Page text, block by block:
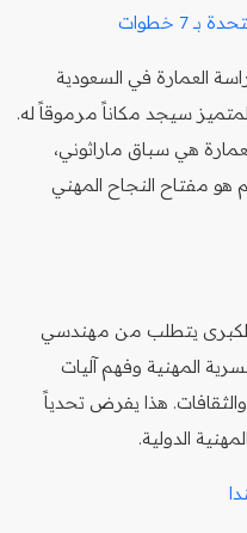
7 خطوات
العمارة في السعودية
سيجد مكاناً مرموقاً له.
هي سباق ماراثوني،
هو مفتاح النجاح المهني
الكبرى يتطلب من مهندسي
المهنية وفهم آليات
هذا يفرض تحدياً
الدولية.